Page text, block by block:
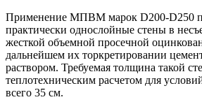
Применение МПВМ марок D200-D250
практически однослойные стены в
жесткой объемной просечной
дальнейшем их торкретировании
раствором. Требуемая толщина такой
теплотехническим расчетом для
всего 35 см.